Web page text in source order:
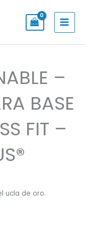
–
BASE
FIT –
ucla de oro.